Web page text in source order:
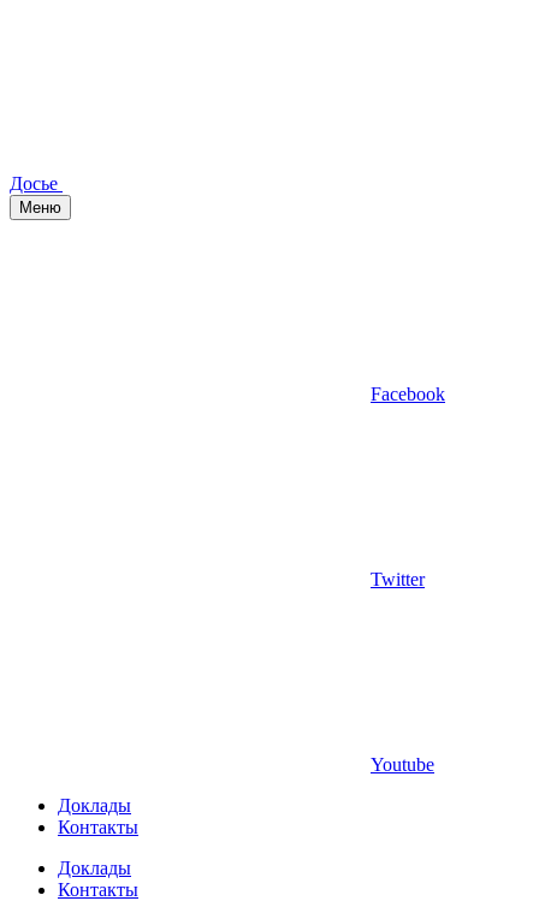
Досье
Меню
Facebook
Twitter
Youtube
Доклады
Контакты
Доклады
Контакты